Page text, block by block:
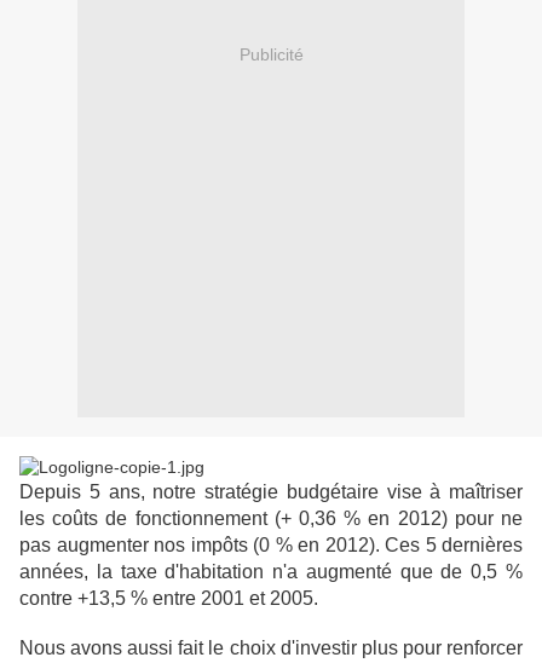
Publicité
Depuis 5 ans, notre stratégie budgétaire vise à maîtriser
les coûts de fonctionnement (+ 0,36 % en 2012) pour ne
pas augmenter nos impôts (0 % en 2012). Ces 5 dernières
années, la taxe d'habitation n'a augmenté que de 0,5 %
contre +13,5 % entre 2001 et 2005.
Nous avons aussi fait le choix d'investir plus pour renforcer